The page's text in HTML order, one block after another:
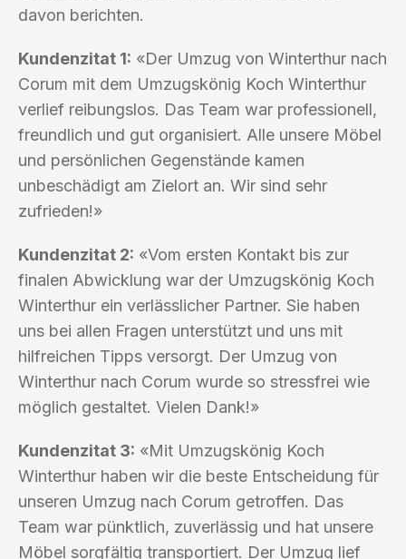
davon berichten.
Kundenzitat 1: «Der Umzug von Winterthur nach
Corum mit dem Umzugskönig Koch Winterthur
verlief reibungslos. Das Team war professionell,
freundlich und gut organisiert. Alle unsere Möbel
und persönlichen Gegenstände kamen
unbeschädigt am Zielort an. Wir sind sehr
zufrieden!»
Kundenzitat 2: «Vom ersten Kontakt bis zur
finalen Abwicklung war der Umzugskönig Koch
Winterthur ein verlässlicher Partner. Sie haben
uns bei allen Fragen unterstützt und uns mit
hilfreichen Tipps versorgt. Der Umzug von
Winterthur nach Corum wurde so stressfrei wie
möglich gestaltet. Vielen Dank!»
Kundenzitat 3: «Mit Umzugskönig Koch
Winterthur haben wir die beste Entscheidung für
unseren Umzug nach Corum getroffen. Das
Team war pünktlich, zuverlässig und hat unsere
Möbel sorgfältig transportiert. Der Umzug lief